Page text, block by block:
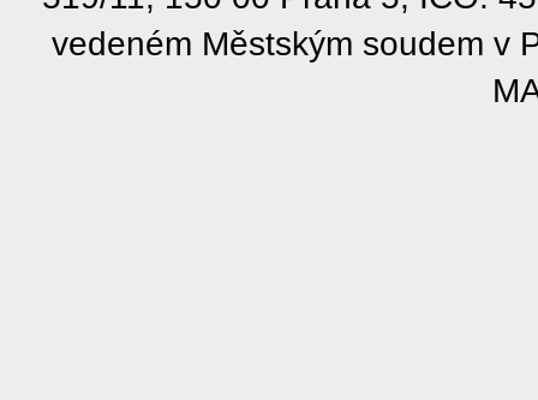
vedeném Městským soudem v